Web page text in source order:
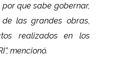
por que sabe gobernar,
las grandes obras,
realizados en los
mencionó.